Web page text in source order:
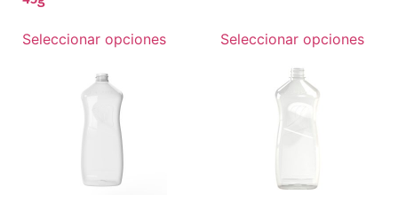
Seleccionar opciones Seleccionar opciones